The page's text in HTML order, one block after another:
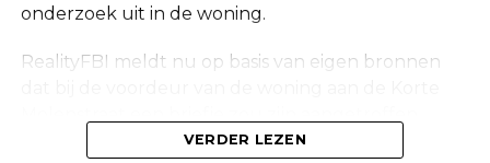
Dieperink begon al op jonge leeftijd met fluiten in
het amateurvoetbal en werkte zich stap voor stap
toegewezen, waarna uiteindelijk ook de Eredivisie
onderzoek uit in de woning.
RealityFBI meldt nu op basis van eigen bronnen
waarop Dieperink een persoonlijke boodschap had
VERDER LEZEN